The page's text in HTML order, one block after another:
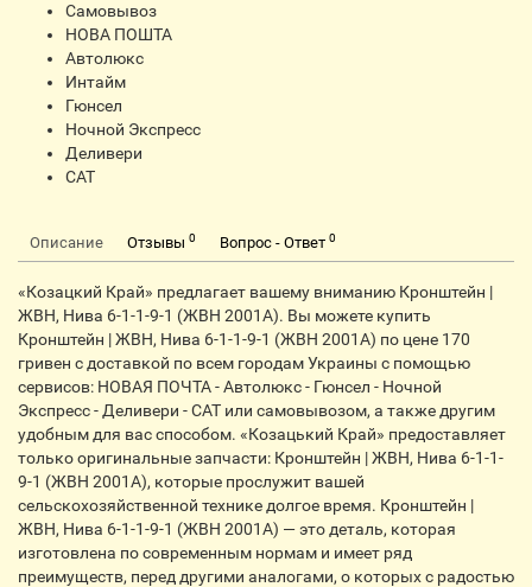
Самовывоз
НОВА ПОШТА
Автолюкс
Интайм
Гюнсел
Ночной Экспресс
Деливери
CАТ
Описание Отзывы 0 Вопрос - Ответ 0
«Козацкий Край» предлагает вашему вниманию Кронштейн |
ЖВН, Нива 6-1-1-9-1 (ЖВН 2001А). Вы можете купить
Кронштейн | ЖВН, Нива 6-1-1-9-1 (ЖВН 2001А) по цене 170
гривен с доставкой по всем городам Украины с помощью
сервисов: НОВАЯ ПОЧТА - Автолюкс - Гюнсел - Ночной
Экспресс - Деливери - CАТ или самовывозом, а также другим
удобным для вас способом. «Козацький Край» предоставляет
только оригинальные запчасти: Кронштейн | ЖВН, Нива 6-1-1-
9-1 (ЖВН 2001А), которые прослужит вашей
сельскохозяйственной технике долгое время. Кронштейн |
ЖВН, Нива 6-1-1-9-1 (ЖВН 2001А) — это деталь, которая
изготовлена по современным нормам и имеет ряд
преимуществ, перед другими аналогами, о которых с радостью